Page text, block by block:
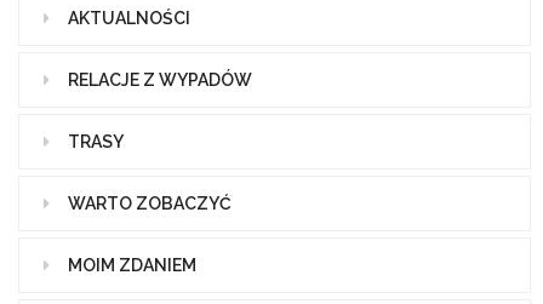
AKTUALNOŚCI
RELACJE Z WYPADÓW
TRASY
WARTO ZOBACZYĆ
MOIM ZDANIEM